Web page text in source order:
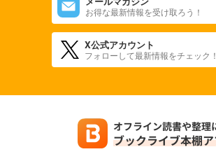
お得な最新情報を受け取ろう！
X公式アカウント
フォローして最新情報をチェック！